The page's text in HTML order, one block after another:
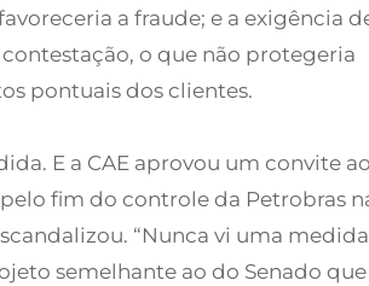
a fraude; e a exigência
o que não protegeria
pontuais dos clientes.
E a CAE aprovou um convite ao
fim do controle da Petrobras
“Nunca vi uma
semelhante ao do Senado que